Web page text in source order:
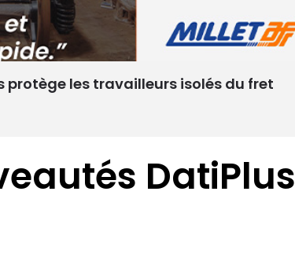
protège les travailleurs isolés du fret
DatiPlus